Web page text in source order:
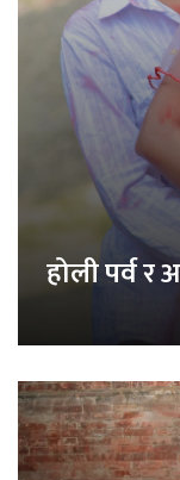
होली पर्व र